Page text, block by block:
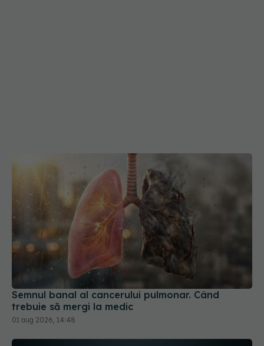
Semnul banal al cancerului pulmonar. Când
trebuie să mergi la medic
01 aug 2026, 14:48